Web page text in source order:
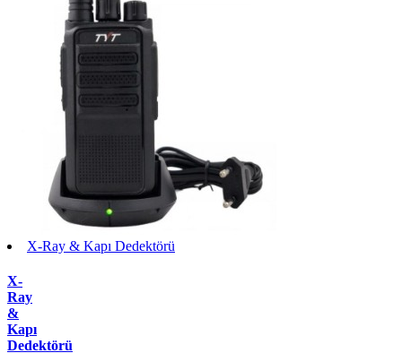
X-Ray & Kapı Dedektörü
X-
Ray
&
Kapı
Dedektörü